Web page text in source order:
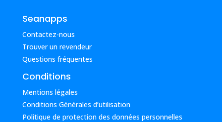
Seanapps
Contactez-nous
Trouver un revendeur
Questions fréquentes
Conditions
Mentions légales
Conditions Générales d’utilisation
Politique de protection des données personnelles